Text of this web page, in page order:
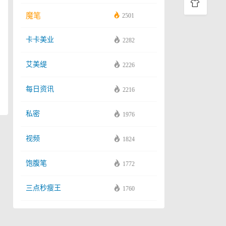
魔笔 2501
卡卡美业 2282
艾美缇 2226
每日资讯 2216
私密 1976
视频 1824
饱腹笔 1772
三点秒瘦王 1760